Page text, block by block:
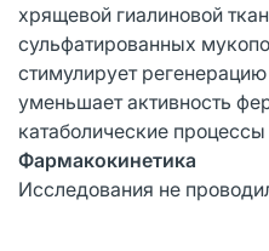
хрящевой гиалиновой
сульфатированных
стимулирует
уменьшает активность
катаболические
Фармакокинетика
Исследования не